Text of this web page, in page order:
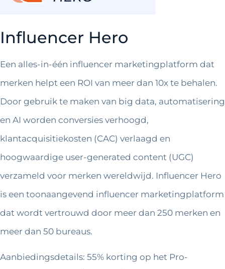
Influencer Hero
Een alles-in-één influencer marketingplatform dat
merken helpt een ROI van meer dan 10x te behalen.
Door gebruik te maken van big data, automatisering
en AI worden conversies verhoogd,
klantacquisitiekosten (CAC) verlaagd en
hoogwaardige user-generated content (UGC)
verzameld voor merken wereldwijd. Influencer Hero
is een toonaangevend influencer marketingplatform
dat wordt vertrouwd door meer dan 250 merken en
meer dan 50 bureaus.
Aanbiedingsdetails: 55% korting op het Pro-